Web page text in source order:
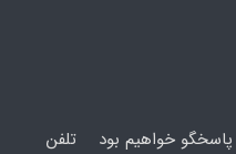
پاسخگو خواهیم بود تلفن